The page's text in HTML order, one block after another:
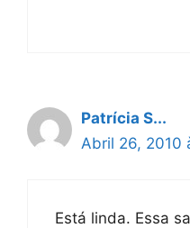
Patrícia S...
Abril 26, 2010
Está linda. Essa